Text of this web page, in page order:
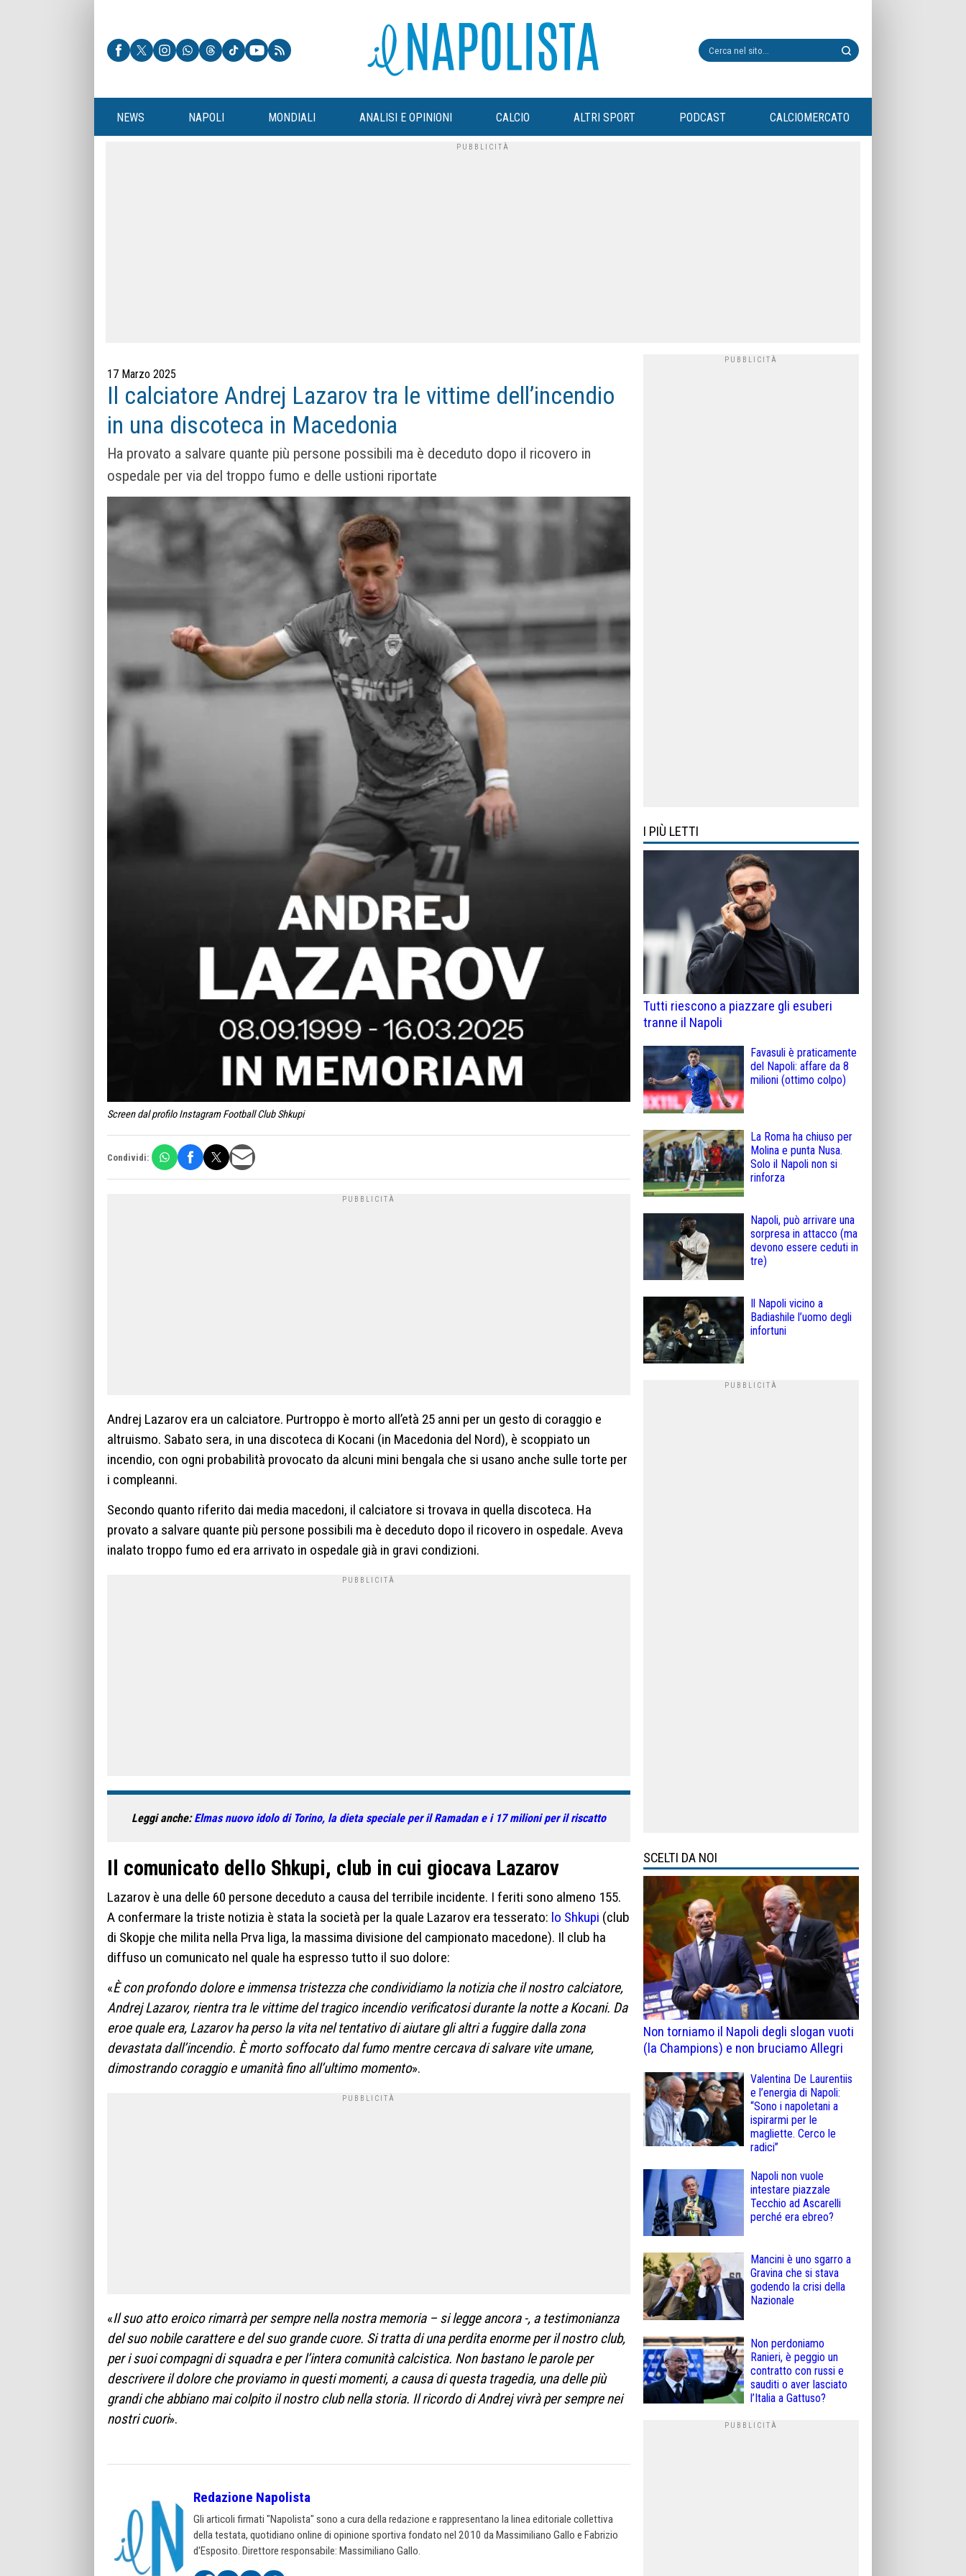
NEWS NAPOLI MONDIALI ANALISI E OPINIONI CALCIO ALTRI SPORT PODCAST CALCIOMERCATO
17 Marzo 2025
Il calciatore Andrej Lazarov tra le vittime dell’incendio
in una discoteca in Macedonia
Ha provato a salvare quante più persone possibili ma è deceduto dopo il ricovero in
ospedale per via del troppo fumo e delle ustioni riportate
Screen dal profilo Instagram Football Club Shkupi
Condividi:
Andrej Lazarov era un calciatore. Purtroppo è morto all’età 25 anni per un gesto di coraggio e
altruismo. Sabato sera, in una discoteca di Kocani (in Macedonia del Nord), è scoppiato un
incendio, con ogni probabilità provocato da alcuni mini bengala che si usano anche sulle torte per
i compleanni.
Secondo quanto riferito dai media macedoni, il calciatore si trovava in quella discoteca. Ha
provato a salvare quante più persone possibili ma è deceduto dopo il ricovero in ospedale. Aveva
inalato troppo fumo ed era arrivato in ospedale già in gravi condizioni.
Leggi anche:Elmas nuovo idolo di Torino, la dieta speciale per il Ramadan e i 17 milioni per il riscatto
Il comunicato dello Shkupi, club in cui giocava Lazarov
Lazarov è una delle 60 persone deceduto a causa del terribile incidente. I feriti sono almeno 155.
A confermare la triste notizia è stata la società per la quale Lazarov era tesserato: lo Shkupi (club
di Skopje che milita nella Prva liga, la massima divisione del campionato macedone). Il club ha
diffuso un comunicato nel quale ha espresso tutto il suo dolore:
«È con profondo dolore e immensa tristezza che condividiamo la notizia che il nostro calciatore,
Andrej Lazarov, rientra tra le vittime del tragico incendio verificatosi durante la notte a Kocani. Da
eroe quale era, Lazarov ha perso la vita nel tentativo di aiutare gli altri a fuggire dalla zona
devastata dall’incendio. È morto soffocato dal fumo mentre cercava di salvare vite umane,
dimostrando coraggio e umanità fino all’ultimo momento».
«Il suo atto eroico rimarrà per sempre nella nostra memoria – si legge ancora -, a testimonianza
del suo nobile carattere e del suo grande cuore. Si tratta di una perdita enorme per il nostro club,
per i suoi compagni di squadra e per l’intera comunità calcistica. Non bastano le parole per
descrivere il dolore che proviamo in questi momenti, a causa di questa tragedia, una delle più
grandi che abbiano mai colpito il nostro club nella storia. Il ricordo di Andrej vivrà per sempre nei
nostri cuori».
Redazione Napolista
Gli articoli firmati "Napolista" sono a cura della redazione e rappresentano la linea editoriale collettiva
della testata, quotidiano online di opinione sportiva fondato nel 2010 da Massimiliano Gallo e Fabrizio
d'Esposito. Direttore responsabile: Massimiliano Gallo.
I PIÙ LETTI
Tutti riescono a piazzare gli esuberi
tranne il Napoli
Favasuli è praticamente
del Napoli: affare da 8
milioni (ottimo colpo)
La Roma ha chiuso per
Molina e punta Nusa.
Solo il Napoli non si
rinforza
Napoli, può arrivare una
sorpresa in attacco (ma
devono essere ceduti in
tre)
Il Napoli vicino a
Badiashile l’uomo degli
infortuni
SCELTI DA NOI
Non torniamo il Napoli degli slogan vuoti
(la Champions) e non bruciamo Allegri
Valentina De Laurentiis
e l’energia di Napoli:
“Sono i napoletani a
ispirarmi per le
magliette. Cerco le
radici”
Napoli non vuole
intestare piazzale
Tecchio ad Ascarelli
perché era ebreo?
Mancini è uno sgarro a
Gravina che si stava
godendo la crisi della
Nazionale
Non perdoniamo
Ranieri, è peggio un
contratto con russi e
sauditi o aver lasciato
l’Italia a Gattuso?